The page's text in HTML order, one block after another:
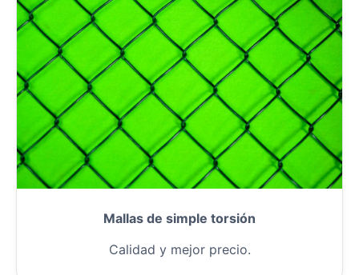
Mallas de simple torsión
Calidad y mejor precio.